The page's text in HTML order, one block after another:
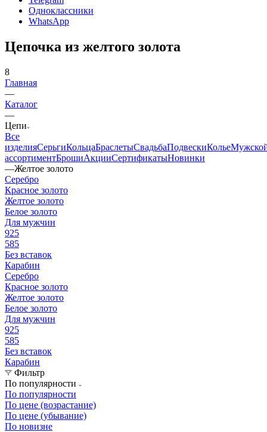
Одноклассники
WhatsApp
Цепочка из желтого золота
8
Главная
—
Каталог
—
Цепи
Все
изделияСерьгиКольцаБраслетыСвадьбаПодвескиКолье
ассортиментБрошиАкцииСертификатыНовинки
—Желтое золото
Серебро
Красное золото
Желтое золото
Белое золото
Для мужчин
925
585
Без вставок
Карабин
Серебро
Красное золото
Желтое золото
Белое золото
Для мужчин
925
585
Без вставок
Карабин
Фильтр
По популярности
По популярности
По цене (возрастание)
По цене (убывание)
По новизне